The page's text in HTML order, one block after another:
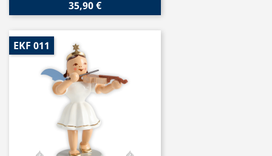
35,90 €
EKF 011